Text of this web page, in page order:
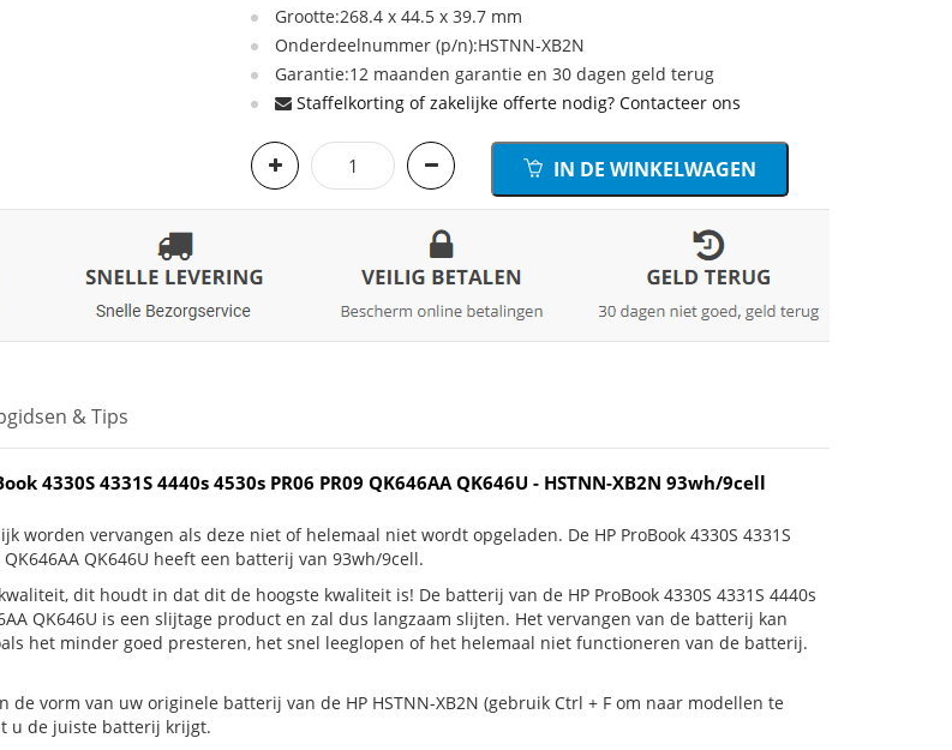
Grootte:268.4 x 44.5 x 39.7 mm
Onderdeelnummer (p/n):HSTNN-XB2N
Garantie:12 maanden garantie en 30 dagen geld terug
Staffelkorting of zakelijke offerte nodig? Contacteer ons
IN DE WINKELWAGEN
& Tips
4330S 4331S 4440s 4530s PR06 PR09 QK646AA QK646U - HSTNN-XB2N 93wh/9cell
worden vervangen als deze niet of helemaal niet wordt opgeladen. De HP ProBook 4330S 4331S
QK646AA QK646U heeft een batterij van 93wh/9cell.
dit houdt in dat dit de hoogste kwaliteit is! De batterij van de HP ProBook 4330S 4331S 4440s
QK646U is een slijtage product en zal dus langzaam slijten. Het vervangen van de batterij kan
het minder goed presteren, het snel leeglopen of het helemaal niet functioneren van de batterij.
de vorm van uw originele batterij van de HP HSTNN-XB2N (gebruik Ctrl + F om naar modellen te
u de juiste batterij krijgt.